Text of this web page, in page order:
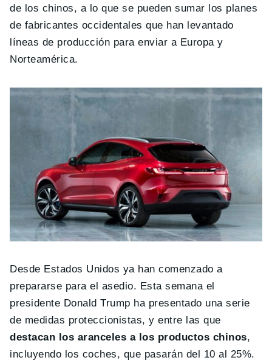
de los chinos, a lo que se pueden sumar los planes
de fabricantes occidentales que han levantado
líneas de producción para enviar a Europa y
Norteamérica.
Desde Estados Unidos ya han comenzado a
prepararse para el asedio. Esta semana el
presidente Donald Trump ha presentado una serie
de medidas proteccionistas, y entre las que
destacan los aranceles a los productos chinos,
incluyendo los coches, que pasarán del 10 al 25%.